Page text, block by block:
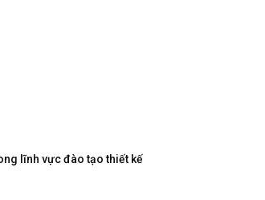
lĩnh vực đào tạo thiết kế